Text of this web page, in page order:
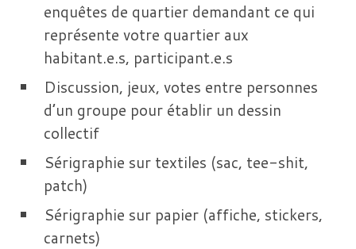
enquêtes de quartier demandant ce qui
représente votre quartier aux
habitant.e.s, participant.e.s
Discussion, jeux, votes entre personnes
d’un groupe pour établir un dessin
collectif
Sérigraphie sur textiles (sac, tee-shit,
patch)
Sérigraphie sur papier (affiche, stickers,
carnets)